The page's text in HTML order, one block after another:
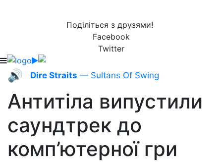
Поділіться з друзями!
Facebook
Twitter
🔊 Dire Straits — Sultans Of Swing
Антитіла випустили
саундтрек до
комп’ютерної гри